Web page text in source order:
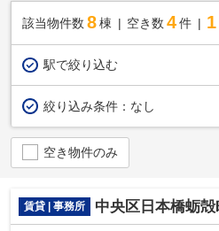
該当物件数 8棟 空き数 4 件
駅で絞り込む
絞り込み条件： なし
空き物件のみ
賃貸 | 事務所 中央区日本橋蛎